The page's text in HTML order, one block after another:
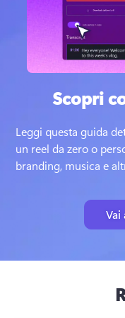
Scopri
Leggi questa guida
un reel da zero o
branding, musica e
Vai